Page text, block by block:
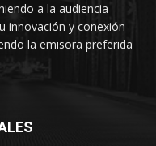
a la audiencia
innovación y conexión
la emisora preferida